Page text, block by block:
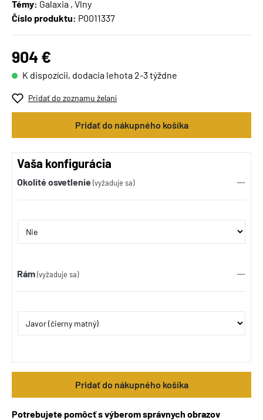
Témy: Galaxia , Vlny
Číslo produktu: P0011337
904 €
K dispozícii, dodacia lehota 2-3 týždne
Pridať do zoznamu želaní
Pridať do nákupného košíka
Vaša konfigurácia
Okolité osvetlenie (vyžaduje sa)
Rám(vyžaduje sa)
Pridať do nákupného košíka
Potrebujete pomôcť s výberom správnych obrazov